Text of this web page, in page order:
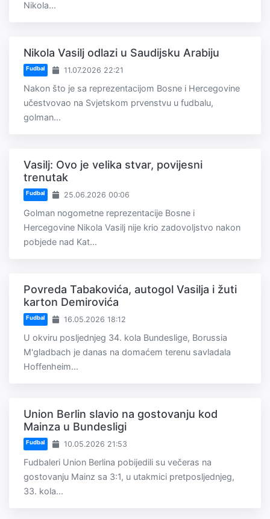
Nikola...
Nikola Vasilj odlazi u Saudijsku Arabiju
Fudbal 11.07.2026 22:21
Nakon što je sa reprezentacijom Bosne i Hercegovine
učestvovao na Svjetskom prvenstvu u fudbalu,
golman...
Vasilj: Ovo je velika stvar, povijesni
trenutak
Fudbal 25.06.2026 00:06
Golman nogometne reprezentacije Bosne i
Hercegovine Nikola Vasilj nije krio zadovoljstvo nakon
pobjede nad Kat...
Povreda Tabakovića, autogol Vasilja i žuti
karton Demirovića
Fudbal 16.05.2026 18:12
U okviru posljednjeg 34. kola Bundeslige, Borussia
M'gladbach je danas na domaćem terenu savladala
Hoffenheim...
Union Berlin slavio na gostovanju kod
Mainza u Bundesligi
Fudbal 10.05.2026 21:53
Fudbaleri Union Berlina pobijedili su večeras na
gostovanju Mainz sa 3:1, u utakmici pretposljednjeg,
33. kola...